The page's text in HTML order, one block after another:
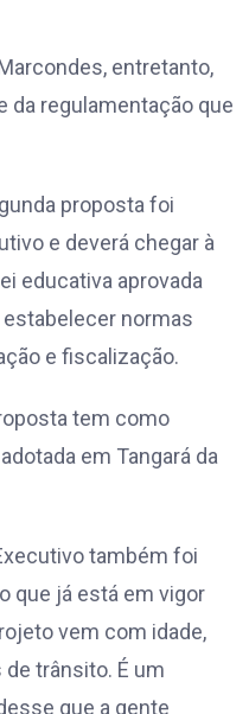
entretanto,
da regulamentação que
proposta foi
e deverá chegar à
educativa aprovada
normas
e fiscalização.
tem como
em Tangará da
também foi
que já está em vigor
vem com idade,
trânsito. É um
que a gente